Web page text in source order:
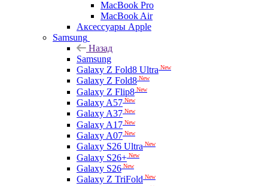
MacBook Pro
MacBook Air
Аксессуары Apple
Samsung
Назад
Samsung
Galaxy Z Fold8 Ultra New
Galaxy Z Fold8 New
Galaxy Z Flip8 New
Galaxy A57 New
Galaxy A37 New
Galaxy A17 New
Galaxy A07 New
Galaxy S26 Ultra New
Galaxy S26+ New
Galaxy S26 New
Galaxy Z TriFold New